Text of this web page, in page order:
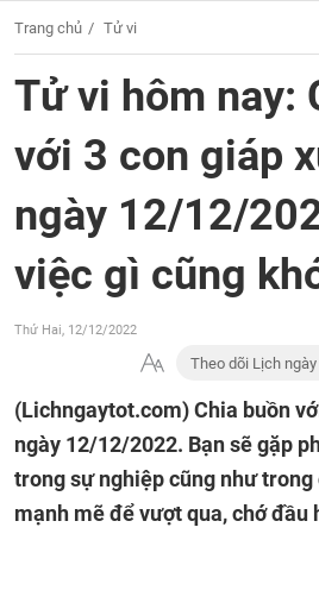
Trang chủ Tử vi
Tử vi hôm nay:
với 3 con giáp
ngày 12/12/
việc gì cũng
Thứ Hai, 12/12/2022
Theo dõi Lịch
(Lichngaytot.com)Chia buồn
ngày 12/12/2022. Bạn sẽ gặp
trong sự nghiệp cũng như trong
mạnh mẽ để vượt qua, chớ đầu